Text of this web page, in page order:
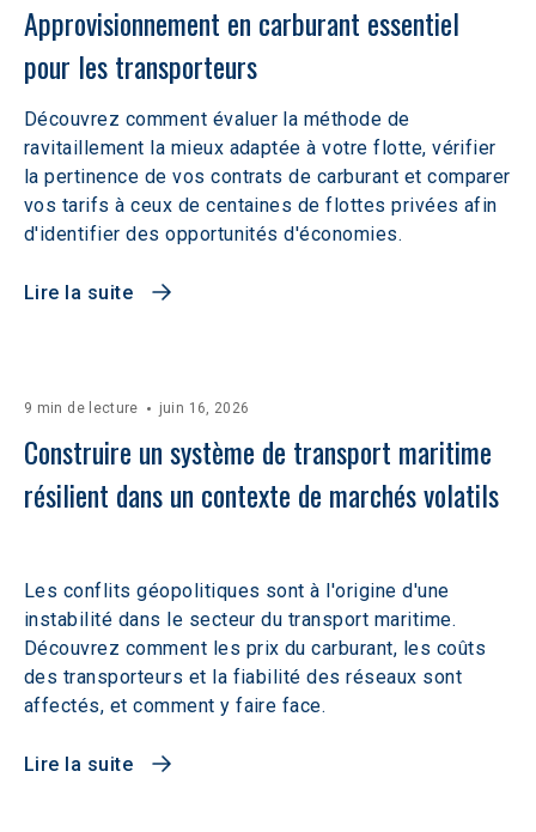
Approvisionnement en carburant essentiel
pour les transporteurs
Découvrez comment évaluer la méthode de
ravitaillement la mieux adaptée à votre flotte, vérifier
la pertinence de vos contrats de carburant et comparer
vos tarifs à ceux de centaines de flottes privées afin
d'identifier des opportunités d'économies.
Lire la suite
9 min de lecture juin 16, 2026
Construire un système de transport maritime
résilient dans un contexte de marchés volatils
Les conflits géopolitiques sont à l'origine d'une
instabilité dans le secteur du transport maritime.
Découvrez comment les prix du carburant, les coûts
des transporteurs et la fiabilité des réseaux sont
affectés, et comment y faire face.
Lire la suite